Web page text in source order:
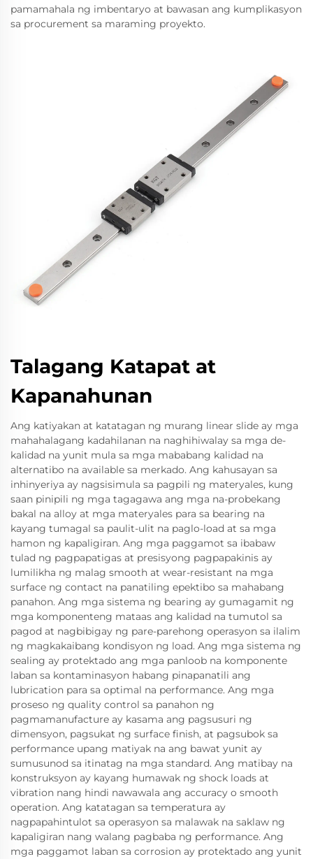
pamamahala ng imbentaryo at bawasan ang kumplikasyon
sa procurement sa maraming proyekto.
Talagang Katapat at
Kapanahunan
Ang katiyakan at katatagan ng murang linear slide ay mga
mahahalagang kadahilanan na naghihiwalay sa mga de-
kalidad na yunit mula sa mga mababang kalidad na
alternatibo na available sa merkado. Ang kahusayan sa
inhinyeriya ay nagsisimula sa pagpili ng materyales, kung
saan pinipili ng mga tagagawa ang mga na-probekang
bakal na alloy at mga materyales para sa bearing na
kayang tumagal sa paulit-ulit na paglo-load at sa mga
hamon ng kapaligiran. Ang mga paggamot sa ibabaw
tulad ng pagpapatigas at presisyong pagpapakinis ay
lumilikha ng malag smooth at wear-resistant na mga
surface ng contact na panatiling epektibo sa mahabang
panahon. Ang mga sistema ng bearing ay gumagamit ng
mga komponenteng mataas ang kalidad na tumutol sa
pagod at nagbibigay ng pare-parehong operasyon sa ilalim
ng magkakaibang kondisyon ng load. Ang mga sistema ng
sealing ay protektado ang mga panloob na komponente
laban sa kontaminasyon habang pinapanatili ang
lubrication para sa optimal na performance. Ang mga
proseso ng quality control sa panahon ng
pagmamanufacture ay kasama ang pagsusuri ng
dimensyon, pagsukat ng surface finish, at pagsubok sa
performance upang matiyak na ang bawat yunit ay
sumusunod sa itinatag na mga standard. Ang matibay na
konstruksyon ay kayang humawak ng shock loads at
vibration nang hindi nawawala ang accuracy o smooth
operation. Ang katatagan sa temperatura ay
nagpapahintulot sa operasyon sa malawak na saklaw ng
kapaligiran nang walang pagbaba ng performance. Ang
mga paggamot laban sa corrosion ay protektado ang yunit